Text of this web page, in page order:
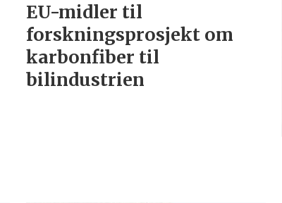
EU-midler til
forskningsprosjekt om
karbonfiber til
bilindustrien